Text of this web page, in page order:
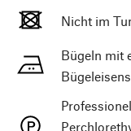
Nicht im
Bügeln mit